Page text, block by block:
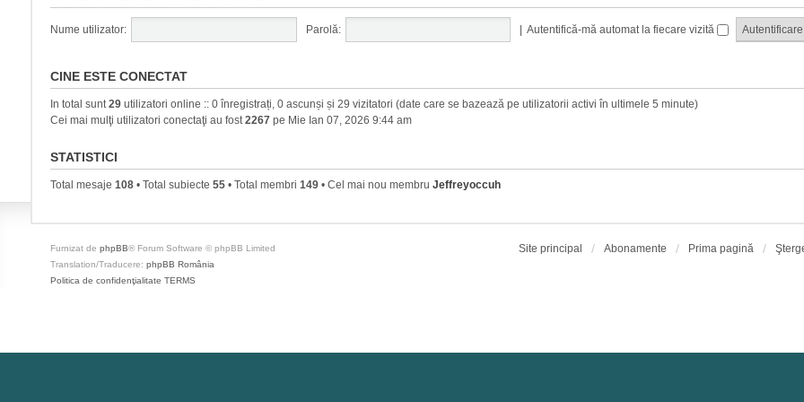
Nume utilizator: Parolă: Autentifică-mă automat la fiecare vizită
CINE ESTE CONECTAT
In total sunt29utilizatori online :: 0 înregistrați, 0 ascunși și 29 vizitatori (date care se bazează pe utilizatorii activi în ultimele 5 minute)
Cei mai mulţi utilizatori conectaţi au fost2267pe Mie Ian 07, 2026 9:44 am
STATISTICI
Total mesaje 108• Total subiecte 55• Total membri 149• Cel mai nou membru Jeffreyoccuh
Site principal Abonamente Prima pagină
Furnizat de phpBB® Forum Software © phpBB Limited
Translation/Traducere: phpBB România
Politica de confidenţialitate TERMS